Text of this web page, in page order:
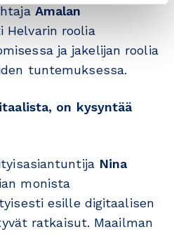
Amalan
Helvarin roolia
ja jakelijan roolia
tuntemuksessa.
on kysyntää
Nina
monista
esille digitaalisen
ratkaisut. Maailman